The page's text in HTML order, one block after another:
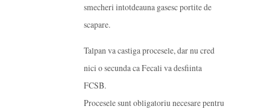
smecheri intotdeauna gasesc portite de
scapare.
Talpan va castiga procesele, dar nu cred
nici o secunda ca Fecali va desfiinta
FCSB.
Procesele sunt obligatoriu necesare pentru